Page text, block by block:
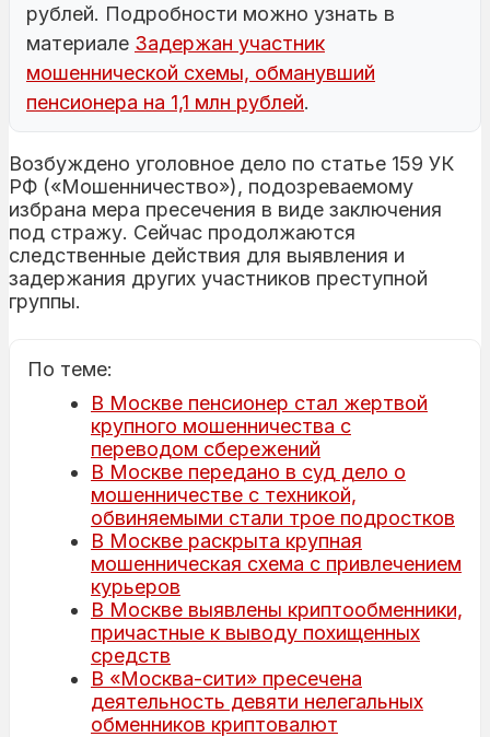
рублей. Подробности можно узнать в
материале Задержан участник
мошеннической схемы, обманувший
пенсионера на 1,1 млн рублей.
Возбуждено уголовное дело по статье 159 УК
РФ («Мошенничество»), подозреваемому
избрана мера пресечения в виде заключения
под стражу. Сейчас продолжаются
следственные действия для выявления и
задержания других участников преступной
группы.
По теме:
В Москве пенсионер стал жертвой
крупного мошенничества с
переводом сбережений
В Москве передано в суд дело о
мошенничестве с техникой,
обвиняемыми стали трое подростков
В Москве раскрыта крупная
мошенническая схема с привлечением
курьеров
В Москве выявлены криптообменники,
причастные к выводу похищенных
средств
В «Москва-сити» пресечена
деятельность девяти нелегальных
обменников криптовалют